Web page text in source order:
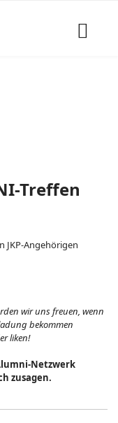
Treffen
JKP-Angehörigen
wir uns freuen, wenn
bekommen
liken!
Netzwerk
zusagen.